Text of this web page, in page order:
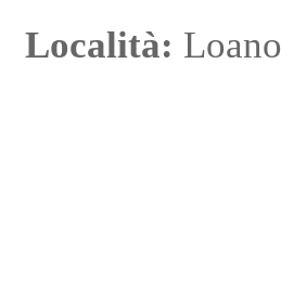
Località: Loano